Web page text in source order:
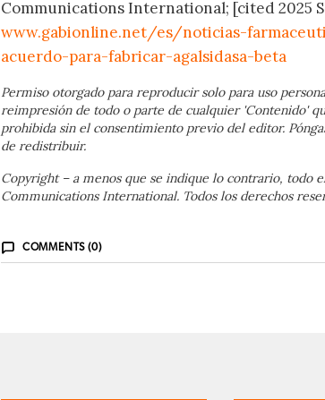
Communications International; [cited 2025
www.gabionline.net/es/noticias-
acuerdo-para-fabricar-agalsidasa-beta
Permiso otorgado para reproducir solo para uso
reimpresión de todo o parte de cualquier 'Contenido'
prohibida sin el consentimiento previo del editor.
de redistribuir.
Copyright – a menos que se indique lo contrario, todo
Communications International. Todos los derechos
COMMENTS (0)